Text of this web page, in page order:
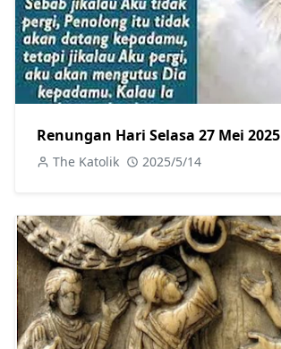
Renungan Hari Selasa 27 Mei 2025
The Katolik 2025/5/14